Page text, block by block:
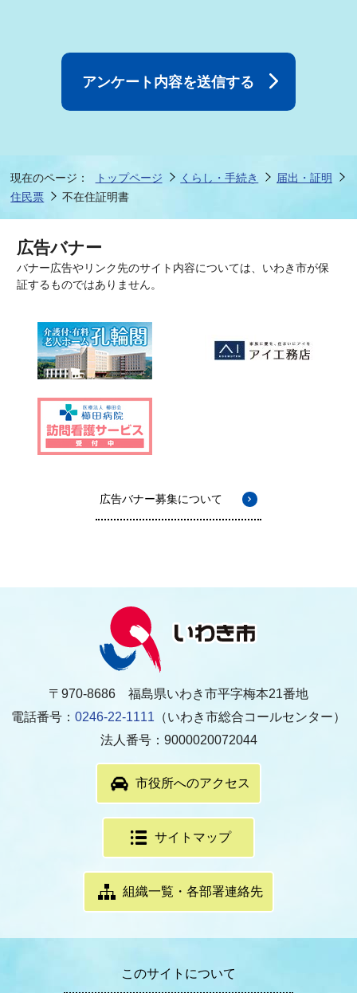
現在のページ： トップページ くらし・手続き
届出・証明
住民票
不在住証明書
広告バナー
バナー広告やリンク先のサイト内容については、いわき市が保
証するものではありません。
広告バナー募集について
〒970-8686 福島県いわき市平字梅本21番地
電話番号： 0246-22-1111 （いわき市総合コールセンター）
法人番号：9000020072044
市役所へのアクセス
サイトマップ
組織一覧・各部署連絡先
このサイトについて